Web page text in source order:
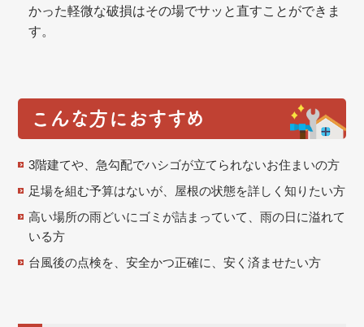
かった軽微な破損はその場でサッと直すことができま
す。
こんな方におすすめ
3階建てや、急勾配でハシゴが立てられないお住まいの方
足場を組む予算はないが、屋根の状態を詳しく知りたい方
高い場所の雨どいにゴミが詰まっていて、雨の日に溢れて
いる方
台風後の点検を、安全かつ正確に、安く済ませたい方